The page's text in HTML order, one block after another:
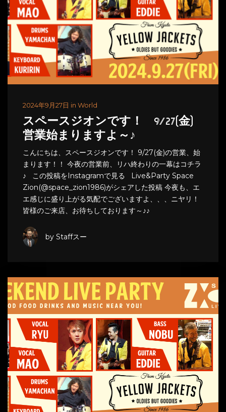
2024年9月27日 in World
スペースジオンです！ 9/27(金)
営業始まりますよ～♪
こんにちは、スペースジオンです！ 9/27(金)の営業、始
まります！！ 今夜の営業前、リハ終わりの一幕はコチラ
♪ この投稿をInstagramで見る Live&Party Space
Zion(@space_zion1986)がシェアした投稿 今夜も、エ
エ感じに盛り上がる気配でございますよ、、、ニヤリ！
皆様のご来店、お待ちしております～♪♪
by Staffスー